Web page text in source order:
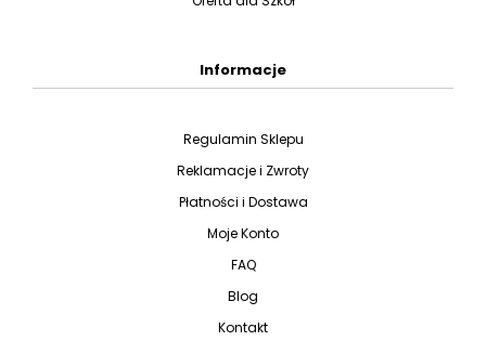
Informacje
Regulamin Sklepu
Reklamacje i Zwroty
Płatności i Dostawa
Moje Konto
FAQ
Blog
Kontakt